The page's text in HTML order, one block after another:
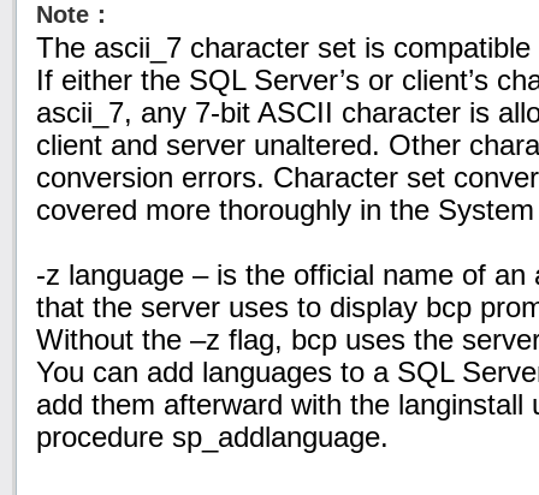
Note：
The ascii_7 character set is
If either the SQL Server’s or client’s
ascii_7, any 7-bit ASCII character is
client and server unaltered. Other
conversion errors. Character set
covered more thoroughly in the
-z language – is the official name of an
that the server uses to display bcp
Without the –z flag, bcp uses the
You can add languages to a SQL
add them afterward with the langinstall
procedure sp_addlanguage.